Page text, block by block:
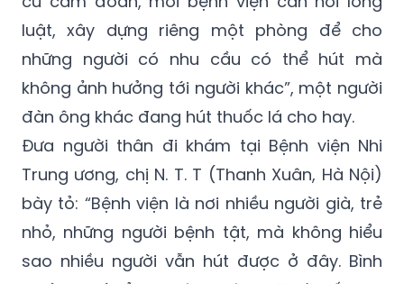
những người có nhu cầu có thể hút mà
không ảnh hưởng tới người khác”, một người
đàn ông khác đang hút thuốc lá cho hay.
Đưa người thân đi khám tại Bệnh viện Nhi
Trung ương, chị N. T. T (Thanh Xuân, Hà Nội)
bày tỏ: “Bệnh viện là nơi nhiều người già, trẻ
nhỏ, những người bệnh tật, mà không hiểu
sao nhiều người vẫn hút được ở đây. Bình
thường, hút ở nơi công cộng đã là bất lịch
sự rồi, đến bệnh viện hút thì đúng là vô ý